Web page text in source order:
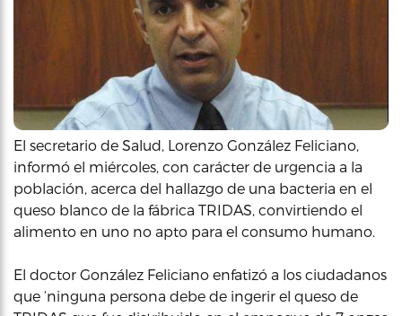
El secretario de Salud, Lorenzo González Feliciano,
informó el miércoles, con carácter de urgencia a la
población, acerca del hallazgo de una bacteria en el
queso blanco de la fábrica TRIDAS, convirtiendo el
alimento en uno no apto para el consumo humano.
El doctor González Feliciano enfatizó a los ciudadanos
que ‘ninguna persona debe de ingerir el queso de